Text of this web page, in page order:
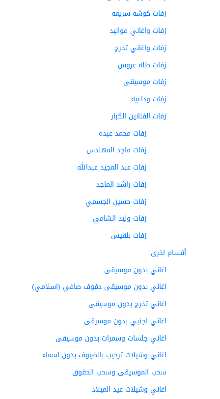
زفات كوشه سريعه
زفات واغاني مواليد
زفات واغاني تخرج
زفات طله عروس
زفات موسيقى
زفات وداعيه
زفات الفنانين الكبار
زفات محمد عبده
زفات ماجد المهندس
زفات عبد المجيد عبدالله
زفات راشد الماجد
زفات حسين الجسمي
زفات وليد الشامي
زفات بلقيس
أقسام اخرى
اغاني بدون موسيقى
اغاني بدون موسيقى دفوف صافي (اسلامي)
اغاني تخرج بدون موسيقى
اغاني اجنبي بدون موسيقى
اغاني جلسات وسمرات بدون موسيقى
اغاني وشيلات ترحيب بالضيوف بدون اسماء
سحب الموسيقى وسحب الحقوق
اغاني وشيلات عيد الميلاد